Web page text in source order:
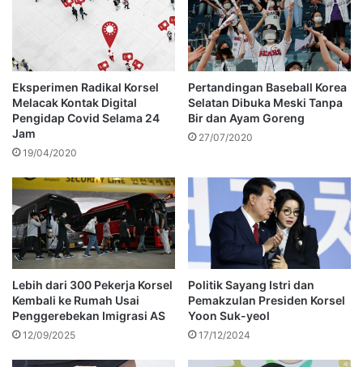
Eksperimen Radikal Korsel
Melacak Kontak Digital
Pengidap Covid Selama 24
Jam
19/04/2020
Pertandingan Baseball Korea
Selatan Dibuka Meski Tanpa
Bir dan Ayam Goreng
27/07/2020
Lebih dari 300 Pekerja Korsel
Kembali ke Rumah Usai
Penggerebekan Imigrasi AS
12/09/2025
Politik Sayang Istri dan
Pemakzulan Presiden Korsel
Yoon Suk-yeol
17/12/2024